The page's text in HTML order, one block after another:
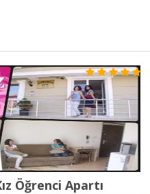
Öğrenci Apartı